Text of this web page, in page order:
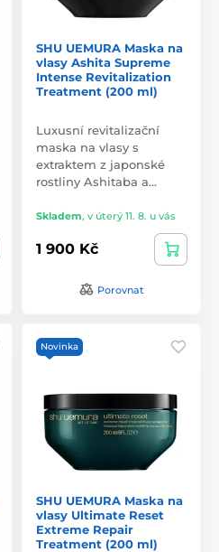
SHU UEMURA Maska na
vlasy Ashita Supreme
Intense Revitalization
Treatment (200 ml)
Luxusní revitalizační
maska na vlasy s
extraktem z japonské
rostliny Ashitaba a…
Skladem, v úterý 11. 8. u vás
1 900 Kč
Porovnat
Novinka
SHU UEMURA Maska na
vlasy Ultimate Reset
Extreme Repair
Treatment (200 ml)